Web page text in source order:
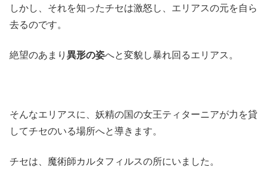
しかし、それを知ったチセは激怒し、エリアスの元を自ら
去るのです。
絶望のあまり 異形の姿へと変貌し暴れ回るエリアス。
そんなエリアスに、妖精の国の女王ティターニアが力を貸
してチセのいる場所へと導きます。
チセは、魔術師カルタフィルスの所にいました。